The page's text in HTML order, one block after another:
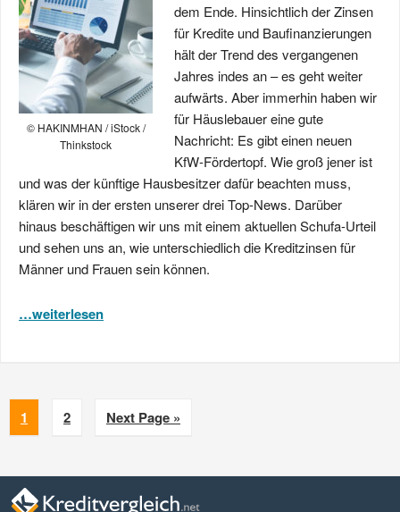
© HAKINMHAN / iStock /
Thinkstock
dem Ende. Hinsichtlich der Zinsen
für Kredite und Baufinanzierungen
hält der Trend des vergangenen
Jahres indes an – es geht weiter
aufwärts. Aber immerhin haben wir
für Häuslebauer eine gute
Nachricht: Es gibt einen neuen
KfW-Fördertopf. Wie groß jener ist
und was der künftige Hausbesitzer dafür beachten muss,
klären wir in der ersten unserer drei Top-News. Darüber
hinaus beschäftigen wir uns mit einem aktuellen Schufa-Urteil
und sehen uns an, wie unterschiedlich die Kreditzinsen für
Männer und Frauen sein können.
…weiterlesen
1 2 Next Page »